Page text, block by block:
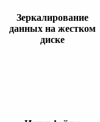
Зеркалирование
данных на жестком
диске